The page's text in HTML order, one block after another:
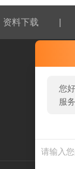
您
服
资料下载 |